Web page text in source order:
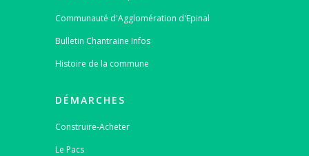
Communauté d'Agglomération d'Epinal
Bulletin Chantraine Infos
Histoire de la commune
DÉMARCHES
Construire-Acheter
Le Pacs